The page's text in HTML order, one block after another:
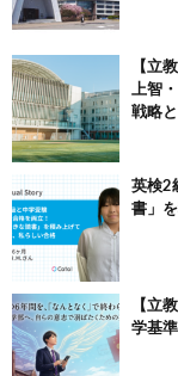
【立
上智
戦略
英検2
書」
【立
学基